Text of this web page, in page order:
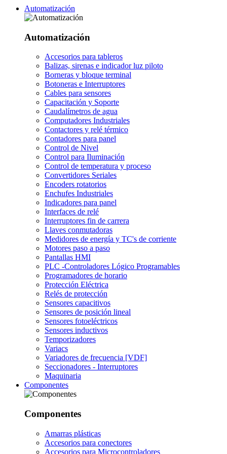
Automatización
Automatización
Accesorios para tableros
Balizas, sirenas e indicador luz piloto
Borneras y bloque terminal
Botoneras e Interruptores
Cables para sensores
Capacitación y Soporte
Caudalímetros de agua
Computadores Industriales
Contactores y relé térmico
Contadores para panel
Control de Nivel
Control para Iluminación
Control de temperatura y proceso
Convertidores Seriales
Encoders rotatorios
Enchufes Industriales
Indicadores para panel
Interfaces de relé
Interruptores fin de carrera
Llaves conmutadoras
Medidores de energía y TC's de corriente
Motores paso a paso
Pantallas HMI
PLC -Controladores Lógico Programables
Programadores de horario
Protección Eléctrica
Relés de protección
Sensores capacitivos
Sensores de posición lineal
Sensores fotoeléctricos
Sensores inductivos
Temporizadores
Variacs
Variadores de frecuencia [VDF]
Seccionadores - Interruptores
Maquinaria
Componentes
Componentes
Amarras plásticas
Accesorios para conectores
Accesorios para Microcontroladores